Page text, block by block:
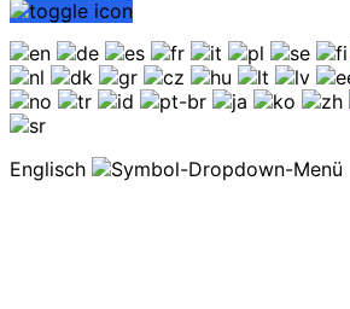
Englisch